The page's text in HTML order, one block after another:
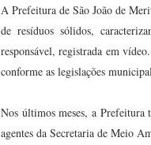
A Prefeitura de São João de
de resíduos sólidos,
responsável, registrada em
conforme as legislações
Nos últimos meses, a Prefeitura
agentes da Secretaria de Meio